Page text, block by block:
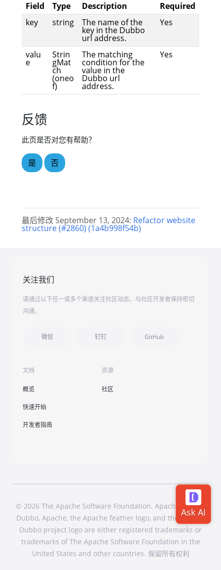
Field Type Description
Required
key
string The name of the
key in the Dubbo
url address.
Yes
valu
e
Strin
gMat
ch
(oneo
f)
The matching
condition for the
value in the
Dubbo url
address.
Yes
反馈
此页是否对您有帮助？
是 否
最后修改 September 13, 2024: Refactor website
structure (#2860) (1a4b998f54b)
关注我们
请通过以下任一或多个渠道关注社区动态，与社区开发者保持密切
沟通。
微信 钉钉 GitHub
文档
概览
快速开始
开发者指南
资源
社区
© 2026 The Apache Software Foundation. Apache Dubbo,
Dubbo, Apache, the Apache feather logo, and the Apache
Dubbo project logo are either registered trademarks or
trademarks of The Apache Software Foundation in the
United States and other countries. 保留所有权利